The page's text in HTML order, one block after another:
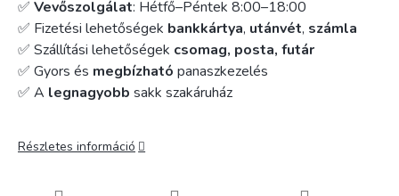
✅ Vevőszolgálat: Hétfő–Péntek 8:00–18:00
✅ Fizetési lehetőségek bankkártya, utánvét, számla
✅ Szállítási lehetőségek csomag, posta, futár
✅ Gyors és megbízható panaszkezelés
✅ A legnagyobb sakk szakáruház
Részletes információ